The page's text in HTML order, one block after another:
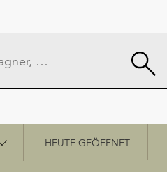
HEUTE GEÖFFNET